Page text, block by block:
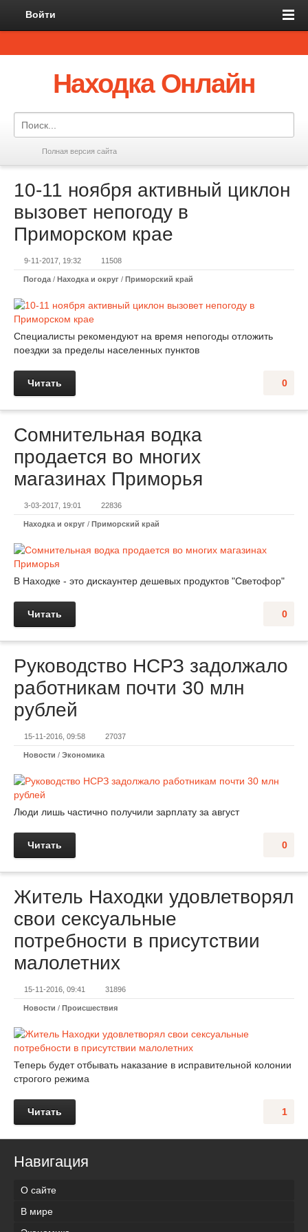
Войти
Находка Онлайн
Полная версия сайта
10-11 ноября активный циклон
вызовет непогоду в
Приморском крае
9-11-2017, 19:32 11508
Погода / Находка и округ / Приморский край
Специалисты рекомендуют на время непогоды отложить
поездки за пределы населенных пунктов
0
Читать
Сомнительная водка
продается во многих
магазинах Приморья
3-03-2017, 19:01 22836
Находка и округ / Приморский край
В Находке - это дискаунтер дешевых продуктов "Светофор"
0
Читать
Руководство НСРЗ задолжало
работникам почти 30 млн
рублей
15-11-2016, 09:58 27037
Новости / Экономика
Люди лишь частично получили зарплату за август
0
Читать
Житель Находки удовлетворял
свои сексуальные
потребности в присутствии
малолетних
15-11-2016, 09:41 31896
Новости / Происшествия
Теперь будет отбывать наказание в исправительной колонии
строгого режима
1
Читать
Навигация
О сайте
В мире